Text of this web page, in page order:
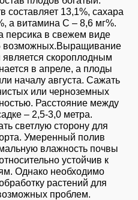
составляет 13,1%, сахара
а витамина С – 8,6 мг%.
персика в свежем виде
возможных.Выращивание
скороплодным
в апреле, а плоды
началу августа. Сажать
или черноземных
Расстояние между
– 2,5-3,0 метра.
светлую сторону для
Умеренный полив
влажность почвы
устойчив к
Однако необходимо
растений для
проблем.